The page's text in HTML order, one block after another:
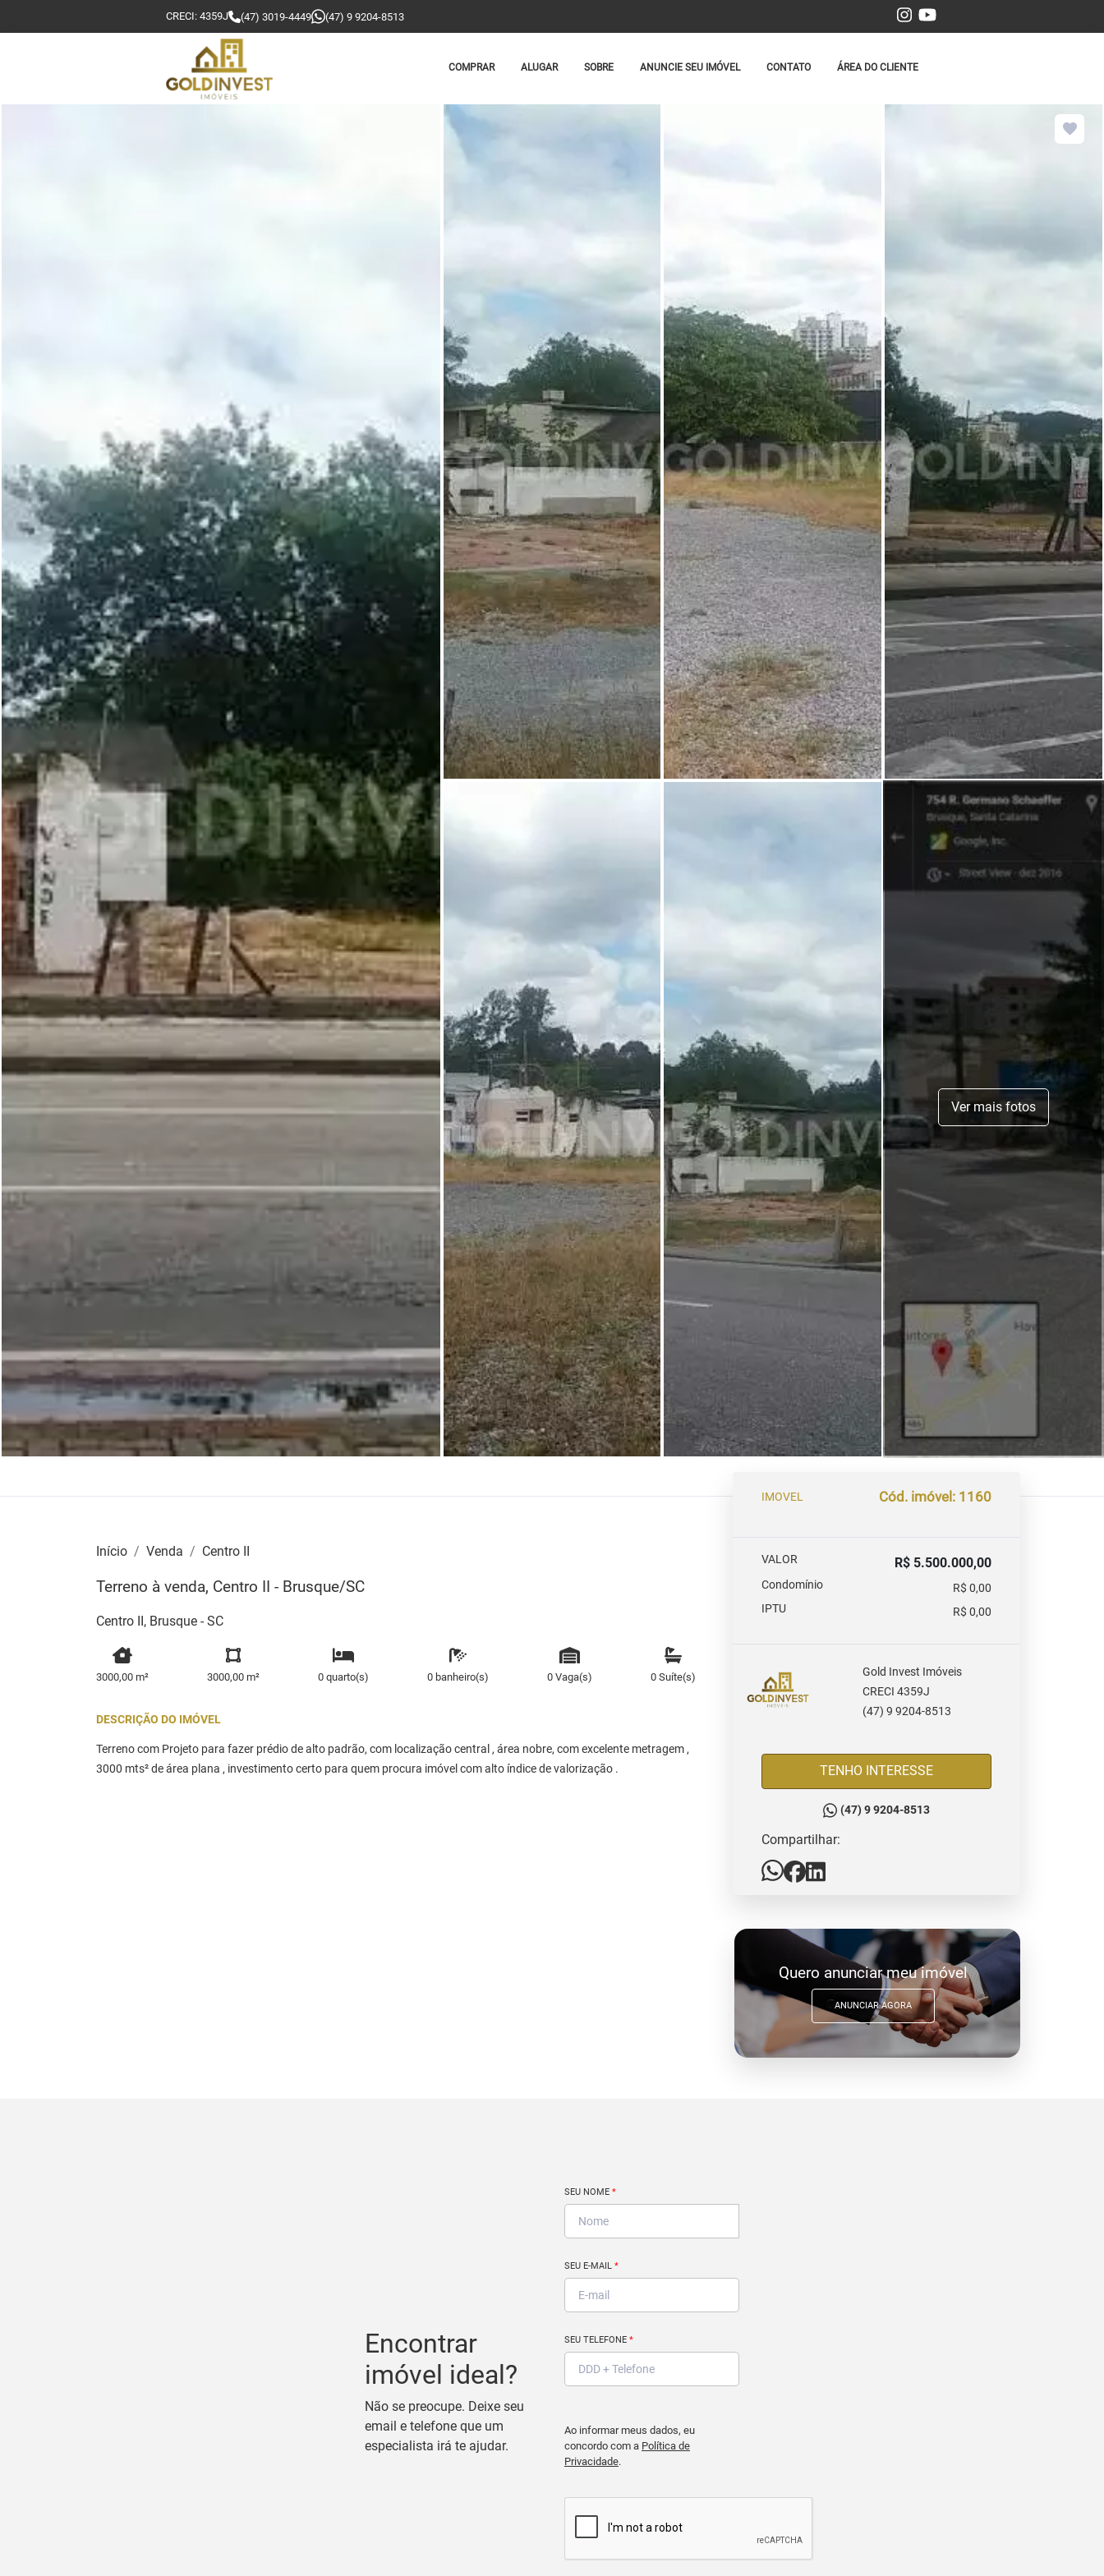
CRECI: 4359J (47) 3019-4449 (47) 9 9204-8513
COMPRAR ALUGAR SOBRE ANUNCIE SEU IMÓVEL CONTATO ÁREA DO CLIENTE
Ver mais fotos
Início Venda Centro II
Terreno à venda, Centro II - Brusque/SC
Centro II, Brusque - SC
3000,00 m² 3000,00 m² 0 quarto(s) 0 banheiro(s) 0 Vaga(s) 0 Suíte(s)
DESCRIÇÃO DO IMÓVEL
Terreno com Projeto para fazer prédio de alto padrão, com localização central , área nobre, com excelente metragem ,
3000 mts² de área plana , investimento certo para quem procura imóvel com alto índice de valorização .
IMOVEL Cód. imóvel: 1160
VALOR R$ 5.500.000,00
Condomínio
R$ 0,00
IPTU
R$ 0,00
Gold Invest Imóveis
CRECI 4359J
(47) 9 9204-8513
TENHO INTERESSE
(47) 9 9204-8513
Compartilhar:
Quero anunciar meu imóvel
ANUNCIAR AGORA
Encontrar
imóvel ideal?
Não se preocupe. Deixe seu
email e telefone que um
especialista irá te ajudar.
SEU NOME *
SEU E-MAIL *
SEU TELEFONE *
Ao informar meus dados, eu
concordo com a Política de
Privacidade.